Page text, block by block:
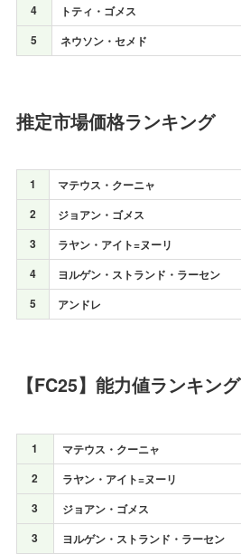
4 トティ・ゴメス
5 ネウソン・セメド
推定市場価格ランキング
1 マテウス・クーニャ
2 ジョアン・ゴメス
3 ラヤン・アイト=ヌーリ
4 ヨルゲン・ストランド・ラーセン
5 アンドレ
【FC25】能力値ランキング
1 マテウス・クーニャ
2 ラヤン・アイト=ヌーリ
3 ジョアン・ゴメス
3 ヨルゲン・ストランド・ラーセン